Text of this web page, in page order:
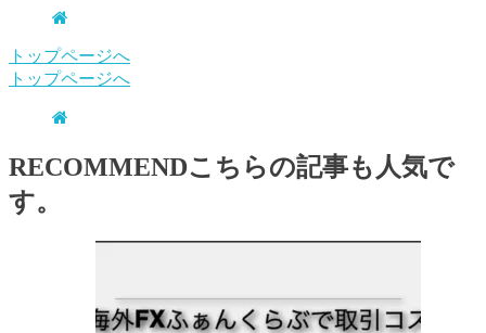
トップページへ
トップページへ
RECOMMENDこちらの記事も人気で
す。